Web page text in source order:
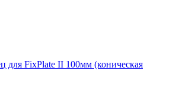
для FixPlate II 100мм (коническая